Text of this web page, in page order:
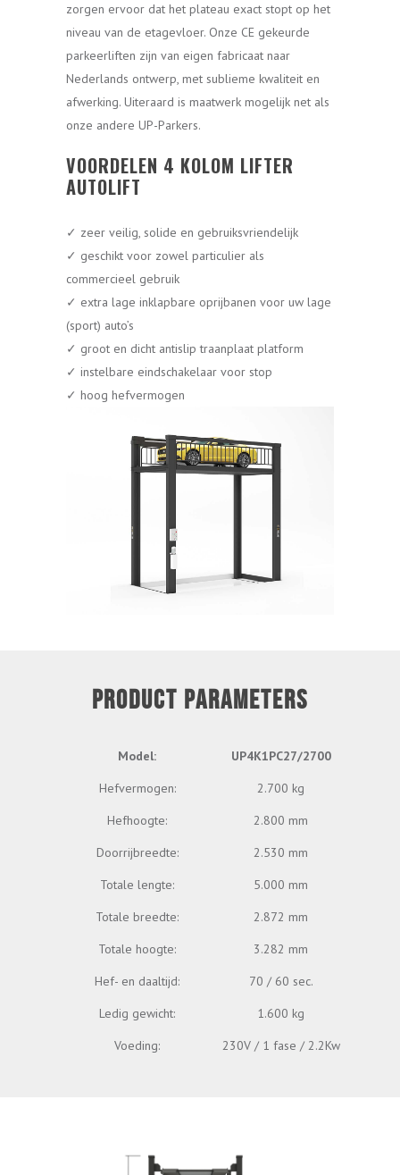
zorgen ervoor dat het plateau exact stopt op het
niveau van de etagevloer. Onze CE gekeurde
parkeerliften zijn van eigen fabricaat naar
Nederlands ontwerp, met sublieme kwaliteit en
afwerking. Uiteraard is maatwerk mogelijk net als
onze andere UP-Parkers.
VOORDELEN 4 KOLOM LIFTER
AUTOLIFT
✓ zeer veilig, solide en gebruiksvriendelijk
✓ geschikt voor zowel particulier als
commercieel gebruik
✓ extra lage inklapbare oprijbanen voor uw lage
(sport) auto’s
✓ groot en dicht antislip traanplaat platform
✓ instelbare eindschakelaar voor stop
✓ hoog hefvermogen
PRODUCT PARAMETERS
Model:
UP4K1PC27/2700
Hefvermogen:
2.700 kg
Hefhoogte:
2.800 mm
Doorrijbreedte:
2.530 mm
Totale lengte:
5.000 mm
Totale breedte:
2.872 mm
Totale hoogte:
3.282 mm
Hef- en daaltijd:
70 / 60 sec.
Ledig gewicht:
1.600 kg
Voeding:
230V / 1 fase / 2.2Kw